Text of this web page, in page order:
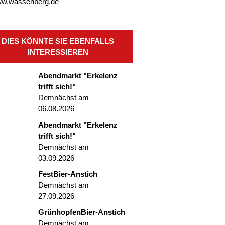
DIES KÖNNTE SIE EBENFALLS
INTERESSIEREN
Abendmarkt "Erkelenz
trifft sich!"
Demnächst am
06.08.2026
Abendmarkt "Erkelenz
trifft sich!"
Demnächst am
03.09.2026
FestBier-Anstich
Demnächst am
27.09.2026
GrünhopfenBier-Anstich
Demnächst am